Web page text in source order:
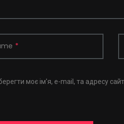
*
моє ім'я, e-mail, та адресу